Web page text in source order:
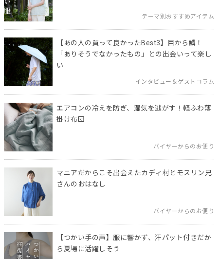
テーマ別おすすめアイテム
【あの人の買って良かったBest3】目から鱗！
「ありそうでなかったもの」との出会いって楽し
い
インタビュー＆ゲストコラム
エアコンの冷えを防ぎ、湿気を逃がす！軽ふわ薄
掛け布団
バイヤーからのお便り
マニアだからこそ出会えたカディ村とモスリン兄
さんのおはなし
バイヤーからのお便り
【つかい手の声】服に響かず、汗パット付きだか
ら夏場に活躍しそう